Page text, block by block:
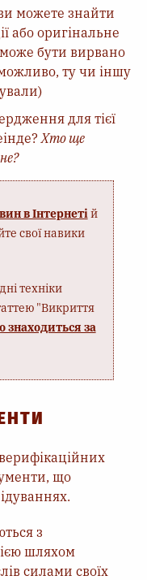
можете знайти
або оригінальне
бути вирвано
ту чи іншу
для тієї
Хто ще
в Інтернетій
свої навики
техніки
"Викриття
знаходиться за
що
з
шляхом
силами своїх